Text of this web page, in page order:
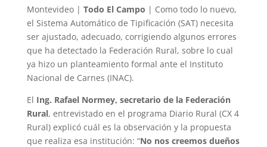
Montevideo | Todo El Campo | Como todo lo nuevo,
el Sistema Automático de Tipificación (SAT) necesita
ser ajustado, adecuado, corrigiendo algunos errores
que ha detectado la Federación Rural, sobre lo cual
ya hizo un planteamiento formal ante el Instituto
Nacional de Carnes (INAC).
El Ing. Rafael Normey, secretario de la Federación
Rural, entrevistado en el programa Diario Rural (CX 4
Rural) explicó cuál es la observación y la propuesta
que realiza esa institución: “No nos creemos dueños